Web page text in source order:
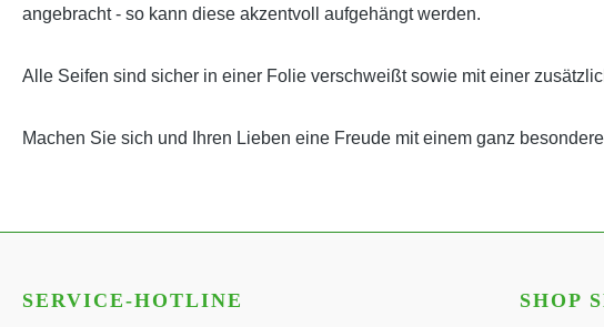
angebracht - so kann diese akzentvoll aufgehängt werden.
Alle Seifen sind sicher in einer Folie verschweißt sowie mit einer
Machen Sie sich und Ihren Lieben eine Freude mit einem ganz
SERVICE-HOTLINE SHOP